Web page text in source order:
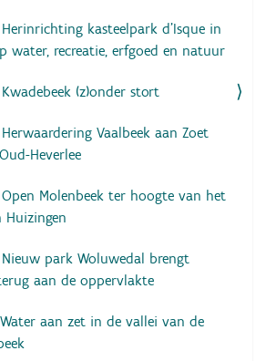
kasteelpark d’Isque in
water, recreatie, erfgoed en natuur
(z)onder stort
Vaalbeek aan Zoet
Heverlee
Molenbeek ter hoogte van het
Huizingen
park Woluwedal brengt
aan de oppervlakte
aan zet in de vallei van de